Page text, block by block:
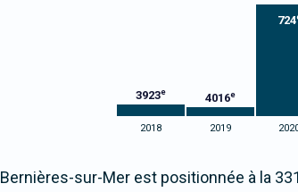
3923e 4016e
724
2018 2019
Bernières-sur-Mer est positionnée à la 331